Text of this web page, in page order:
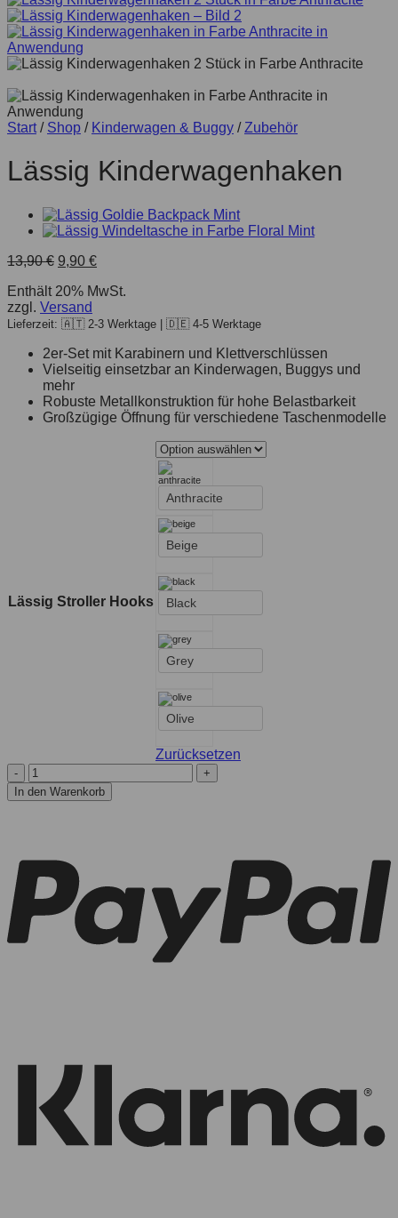
Start / Shop / Kinderwagen & Buggy / Zubehör
Lässig Kinderwagenhaken
13,90€ 9,90 €
Enthält 20% MwSt.
zzgl. Versand
Lieferzeit: 🇦🇹 2-3 Werktage | 🇩🇪 4-5 Werktage
2er-Set mit Karabinern und Klettverschlüssen
Vielseitig einsetzbar an Kinderwagen, Buggys und
mehr
Robuste Metallkonstruktion für hohe Belastbarkeit
Großzügige Öffnung für verschiedene Taschenmodelle
Lässig Stroller Hooks
Anthracite
Beige
Black
Grey
Olive
Zurücksetzen
In den Warenkorb